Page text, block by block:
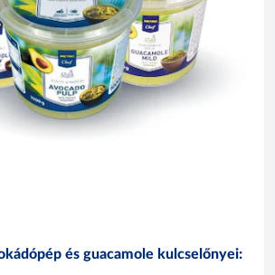
és guacamole kulcselőnyei: